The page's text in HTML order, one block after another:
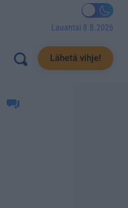
Lauantai 8.8.2026
Lähetä vihje!